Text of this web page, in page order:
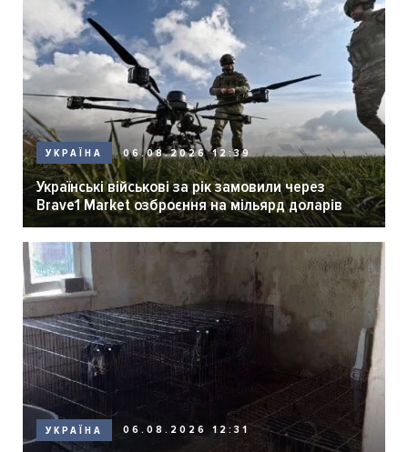
УКРАЇНА 06.08.2026 12:39
Українські військові за рік замовили через
Brave1 Market озброєння на мільярд доларів
УКРАЇНА 06.08.2026 12:31